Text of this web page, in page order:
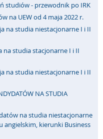
studiów - przewodnik po IRK
na UEW od 4 maja 2022 r.
na studia niestacjonarne I i II
studia stacjonarne I i II
na studia niestacjonarne I i II
NA STUDIA
na studia niestacjonarne
angielskim, kierunki Business